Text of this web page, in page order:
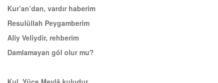
Kur’an’dan, vardır haberim
Resulüllah Peygamberim
Aliy Veliydir, rehberim
Damlamayan göl olur mu?